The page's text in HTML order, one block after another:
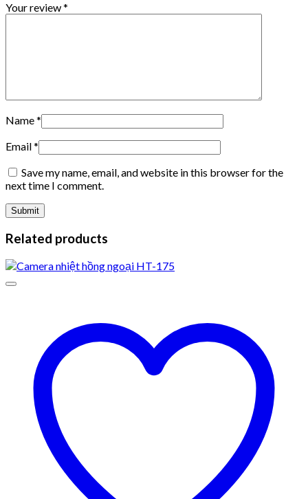
Your review*
Name*
Email*
Save my name, email, and website in this browser for the
next time I comment.
Related products